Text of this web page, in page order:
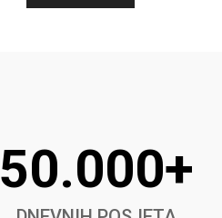
50.000+